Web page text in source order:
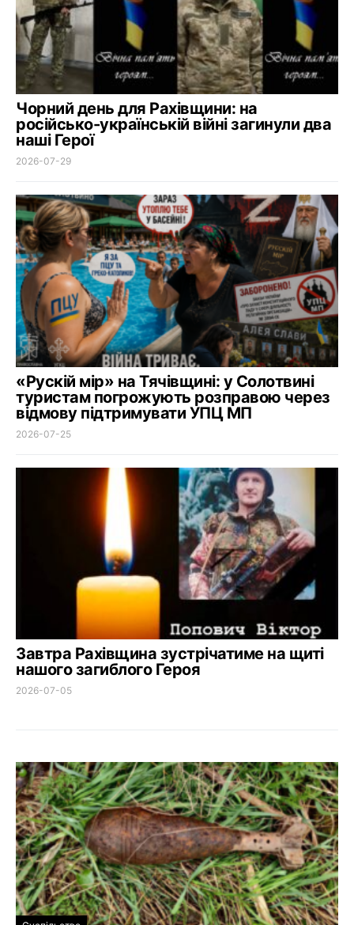
Чорний день для Рахівщини: на
російсько-українській війні загинули два
наші Герої
2026-07-29
«Рускій мір» на Тячівщині: у Солотвині
туристам погрожують розправою через
відмову підтримувати УПЦ МП
2026-07-25
Завтра Рахівщина зустрічатиме на щиті
нашого загиблого Героя
2026-07-05